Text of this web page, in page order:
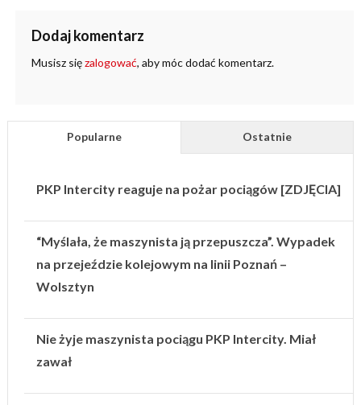
Dodaj komentarz
Musisz sięzalogować, aby móc dodać komentarz.
Popularne Ostatnie
PKP Intercity reaguje na pożar pociągów [ZDJĘCIA]
“Myślała, że maszynista ją przepuszcza”. Wypadek
na przejeździe kolejowym na linii Poznań –
Wolsztyn
Nie żyje maszynista pociągu PKP Intercity. Miał
zawał